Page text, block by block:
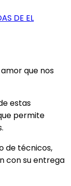
DE EL
que nos
estas
permite
de técnicos,
con su entrega